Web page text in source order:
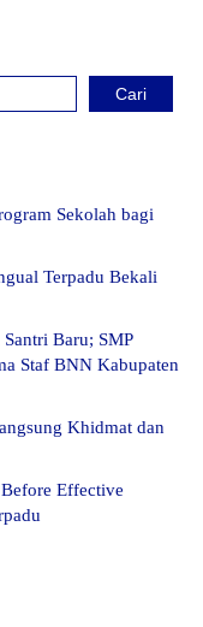
Cari
Sekolah bagi
Terpadu Bekali
Baru; SMP
Staf BNN Kabupaten
Khidmat dan
Effective